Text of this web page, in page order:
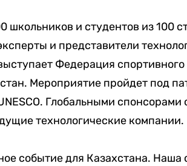
школьников и студентов из 100
и представители
Федерация спортивного
Мероприятие пройдет под
Глобальными
технологические компании.
событие для Казахстана. Наша